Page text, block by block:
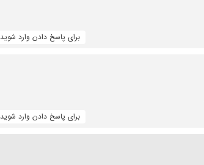
برای پاسخ دادن وارد شوید
برای پاسخ دادن وارد شوید